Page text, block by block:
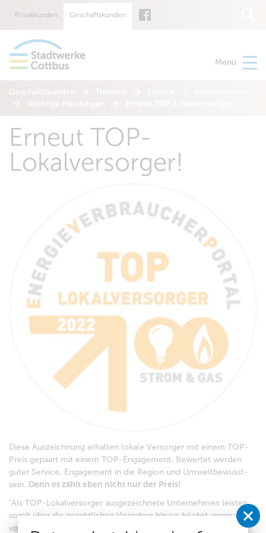
Suche
Privatkunden Geschäftskunden
Menü
Geschäftskunden
Erneut TOP-
Lokalversorger!
Diese Aus­zeich­nung erhalten lo­ka­le Ver­sor­ger mit ei­nem TOP-
Preis ge­paart mit ei­nem TOP-En­ga­ge­ment. Bewertet werden
gu­ter Ser­vice, En­ga­ge­ment in die Re­gi­on und Um­welt­be­wusst­
sein. Denn es zählt eben nicht nur der Preis!
"Als TOP-Lo­kal­ver­sor­ger aus­ge­zeich­ne­te Un­ter­neh­men leis­ten
so­mit über die ge­setz­li­chen Vor­ga­ben hin­aus höchst an­spruchs­
vol­le Auf­ga­ben. Ne­ben trans­pa­ren­ten und fai­ren Preis­pa­ke­ten,